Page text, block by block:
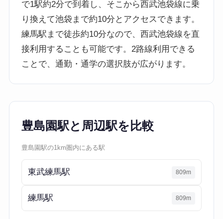
で1駅約2分で到着し、そこから西武池袋線に乗
り換えて池袋まで約10分とアクセスできます。
練馬駅まで徒歩約10分なので、西武池袋線を直
接利用することも可能です。2路線利用できる
ことで、通勤・通学の選択肢が広がります。
豊島園駅と周辺駅を比較
豊島園駅の1km圏内にある駅
東武練馬駅 809m
練馬駅 809m